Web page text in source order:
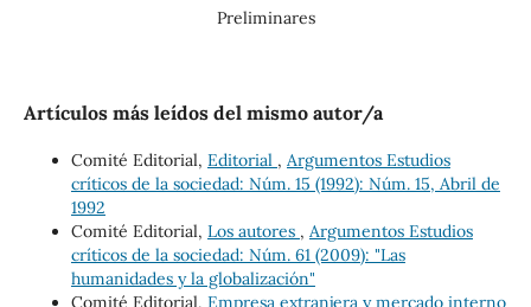
Preliminares
Artículos más leídos del mismo autor/a
Comité Editorial, Editorial , Argumentos Estudios
críticos de la sociedad: Núm. 15 (1992): Núm. 15, Abril de
1992
Comité Editorial, Los autores , Argumentos Estudios
críticos de la sociedad: Núm. 61 (2009): "Las
humanidades y la globalización"
Comité Editorial, Empresa extranjera y mercado interno